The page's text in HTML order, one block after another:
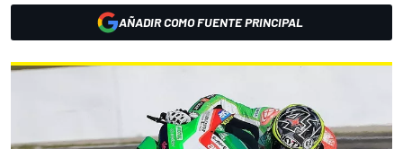
AÑADIR COMO FUENTE PRINCIPAL